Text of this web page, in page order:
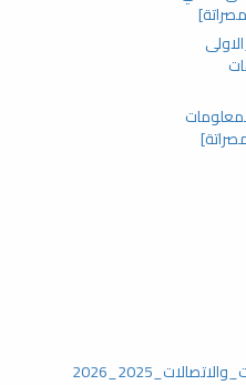
[#مسابقة_هواوي_لتقنية_المعلومات_والاتصالات_2025_2026